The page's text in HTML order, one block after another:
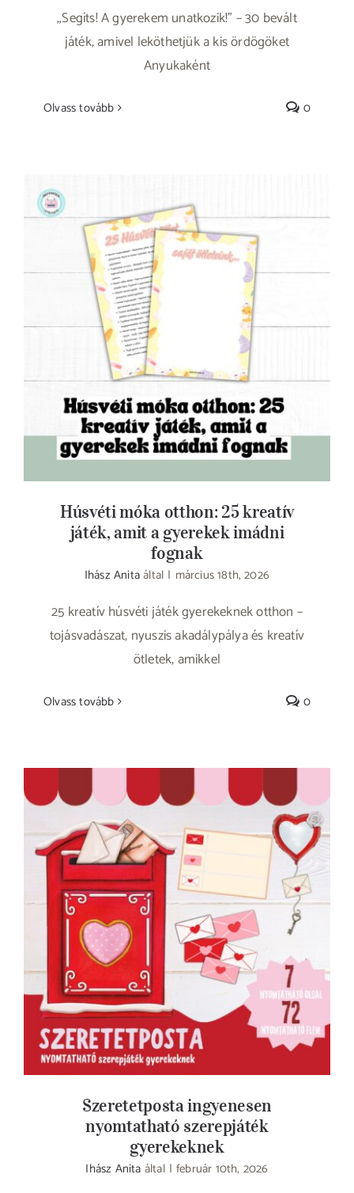
„Segíts! A gyerekem unatkozik!” – 30 bevált
játék, amivel leköthetjük a kis ördögöket
Anyukaként
Olvass tovább 0
Húsvéti móka otthon: 25 kreatív játék, amit
a gyerekek imádni fognak
Húsvéti móka otthon: 25 kreatív
játék, amit a gyerekek imádni
fognak
Ihász Anitaáltal | március 18th, 2026
25 kreatív húsvéti játék gyerekeknek otthon –
tojásvadászat, nyuszis akadálypálya és kreatív
ötletek, amikkel
Olvass tovább 0
Szeretetposta ingyenesen nyomtatható
szerepjáték gyerekeknek
Szeretetposta ingyenesen
nyomtatható szerepjáték
gyerekeknek
Ihász Anita által | február 10th, 2026